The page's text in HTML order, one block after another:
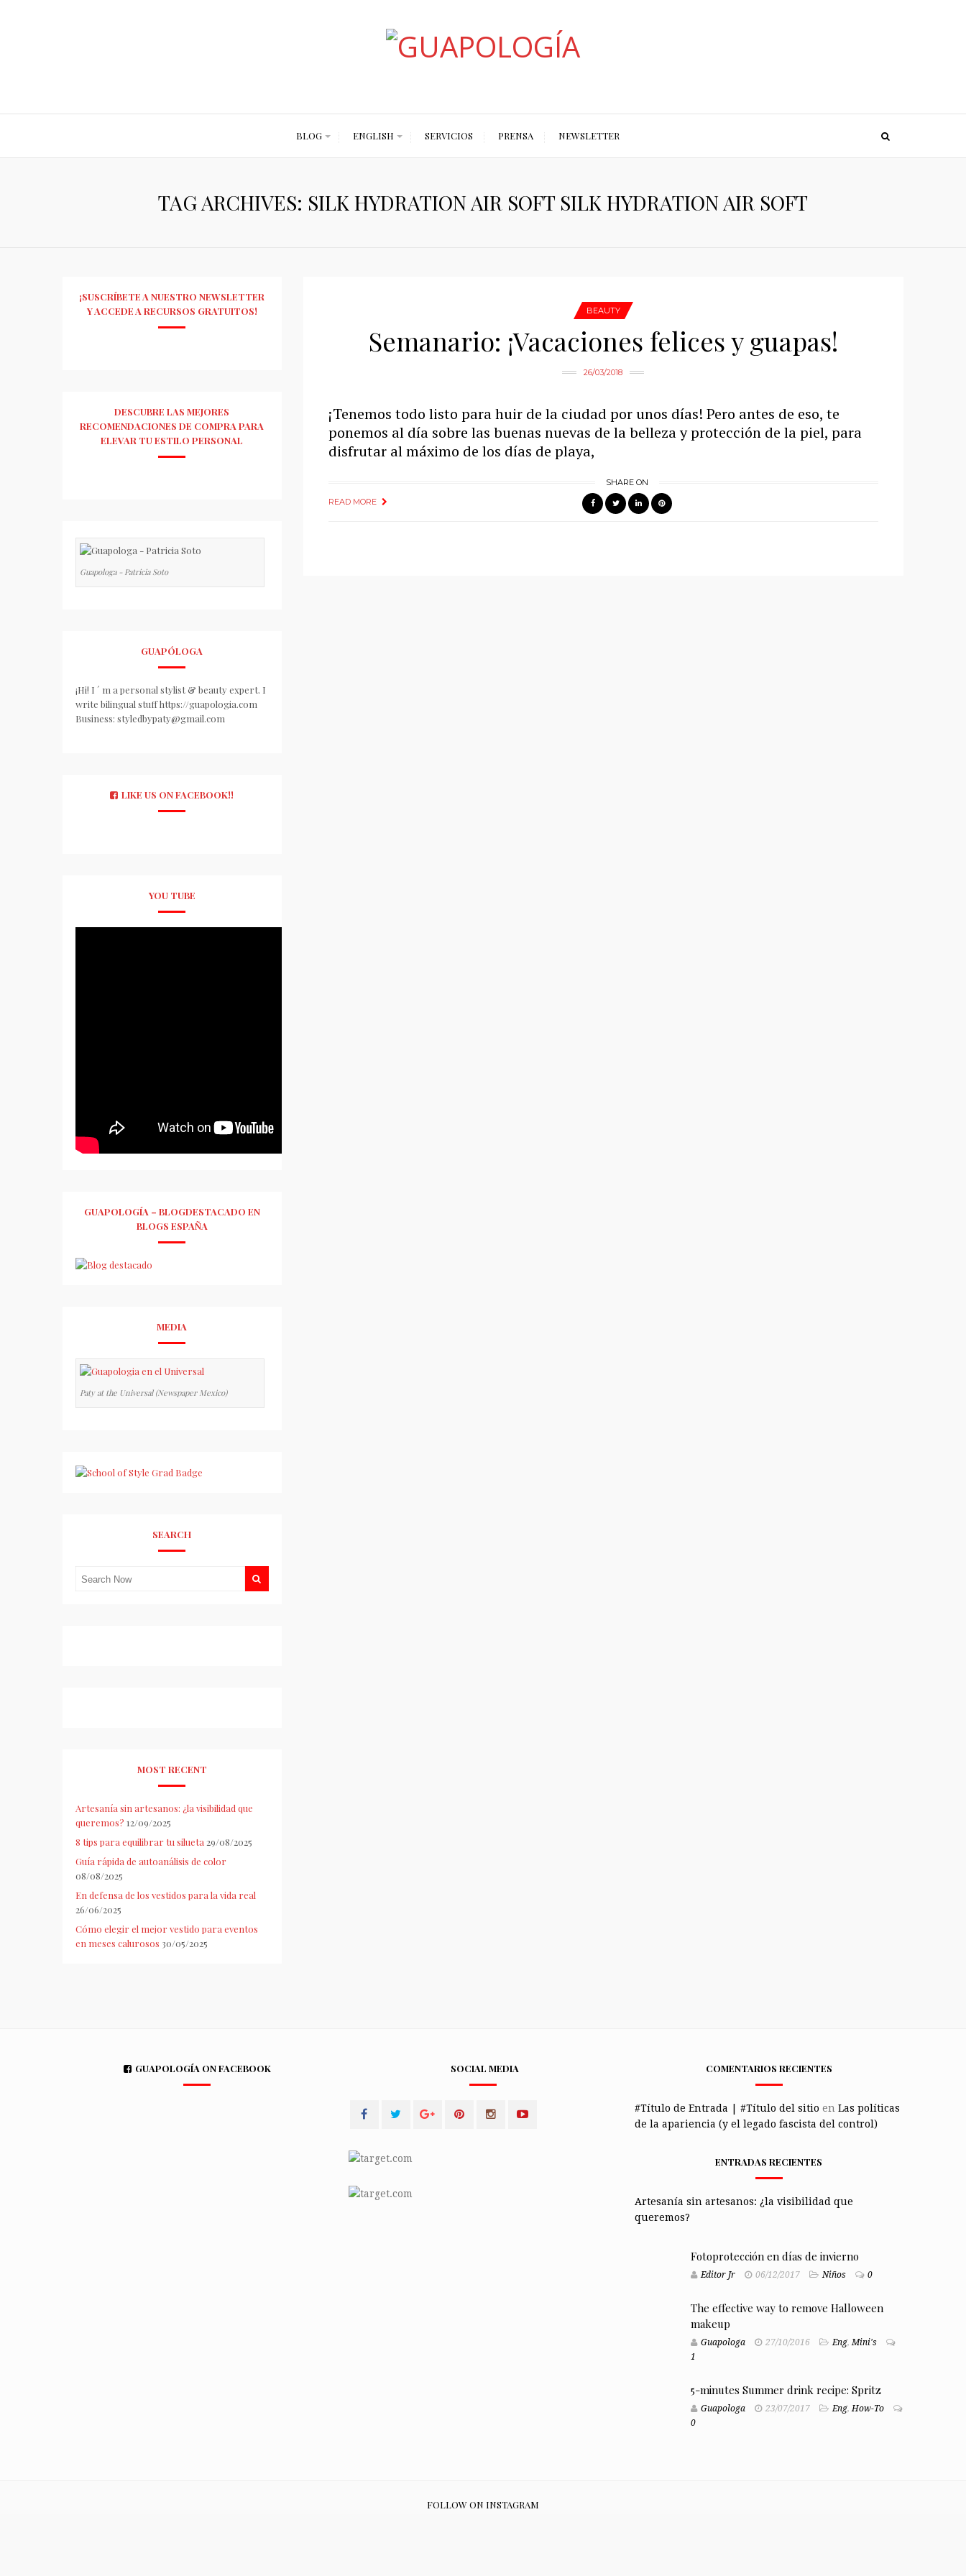
BLOG ENGLISH SERVICIOS PRENSA NEWSLETTER
TAG ARCHIVES: SILK HYDRATION AIR SOFT SILK HYDRATION AIR SOFT
BEAUTY
Semanario: ¡Vacaciones felices y guapas!
26/03/2018
¡Tenemos todo listo para huir de la ciudad por unos días! Pero antes de eso, te
ponemos al día sobre las buenas nuevas de la belleza y protección de la piel, para
disfrutar al máximo de los días de playa,
READ MORE
SHARE ON
¡SUSCRÍBETE A NUESTRO NEWSLETTER
Y ACCEDE A RECURSOS GRATUITOS!
DESCUBRE LAS MEJORES
RECOMENDACIONES DE COMPRA PARA
ELEVAR TU ESTILO PERSONAL
Guapologa - Patricia Soto
GUAPÓLOGA
¡Hi! I ´ m a personal stylist & beauty expert. I
write bilingual stuff https://guapologia.com
Business: styledbypaty@gmail.com
LIKE US ON FACEBOOK!!
YOU TUBE
GUAPOLOGÍA – BLOGDESTACADO EN
BLOGS ESPAÑA
MEDIA
Paty at the Universal (Newspaper Mexico)
SEARCH
MOST RECENT
Artesanía sin artesanos: ¿la visibilidad que
queremos? 12/09/2025
8 tips para equilibrar tu silueta 29/08/2025
Guía rápida de autoanálisis de color
08/08/2025
En defensa de los vestidos para la vida real
26/06/2025
Cómo elegir el mejor vestido para eventos
en meses calurosos 30/05/2025
GUAPOLOGÍA ON FACEBOOK SOCIAL MEDIA COMENTARIOS RECIENTES
#Título de Entrada | #Título del sitio en Las políticas
de la apariencia (y el legado fascista del control)
ENTRADAS RECIENTES
Artesanía sin artesanos: ¿la visibilidad que
queremos?
Fotoprotección en días de invierno
Editor Jr 06/12/2017 Niños 0
The effective way to remove Halloween
makeup
Guapologa 27/10/2016 Eng,Mini's
1
5-minutes Summer drink recipe: Spritz
Guapologa 23/07/2017 Eng,How-To
0
FOLLOW ON INSTAGRAM